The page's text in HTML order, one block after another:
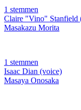
1 stemmen
Claire "Vino" Stanfield
Masakazu Morita
1 stemmen
Isaac Dian (voice)
Masaya Onosaka